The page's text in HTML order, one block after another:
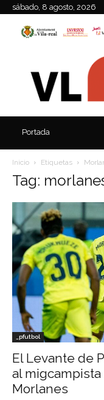
sábado, 8 agosto, 2026
Portada
Inicio Etiquetas
Tag:
_pfutbol
El Levante de
al
Morlanes